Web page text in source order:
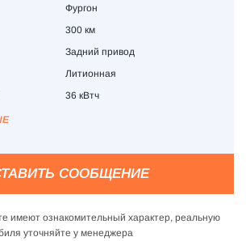
Фургон
300 км
Задний привод
Литионная
36 кВтч
СООБЩЕНИЕ
имеют ознакомительный характер, реальную
уточняйте у менеджера